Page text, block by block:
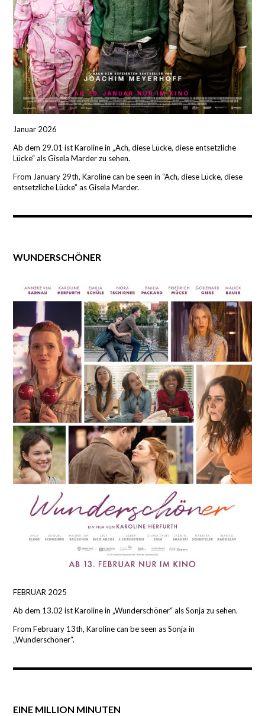
Januar 2026
Ab dem 29.01 ist Karoline in „Ach, diese Lücke, diese entsetzliche
Lücke“ alsGisela Marderzu sehen.
From January 29th, Karoline can be seen in “Ach, diese Lücke, diese
entsetzliche Lücke” as Gisela Marder.
WUNDERSCHÖNER
FEBRUAR 2025
Ab dem 13.02 ist Karoline in „Wunderschöner“ als Sonja zu sehen.
From February 13th, Karoline can be seen as Sonja in
„Wunderschöner“.
EINE MILLION MINUTEN